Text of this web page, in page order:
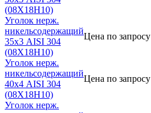
(08Х18Н10)
Уголок нерж.
никельсодержащий
35х3 AISI 304
(08Х18Н10)
Цена по запросу
Уголок нерж.
никельсодержащий
40х4 AISI 304
(08Х18Н10)
Цена по запросу
Уголок нерж.